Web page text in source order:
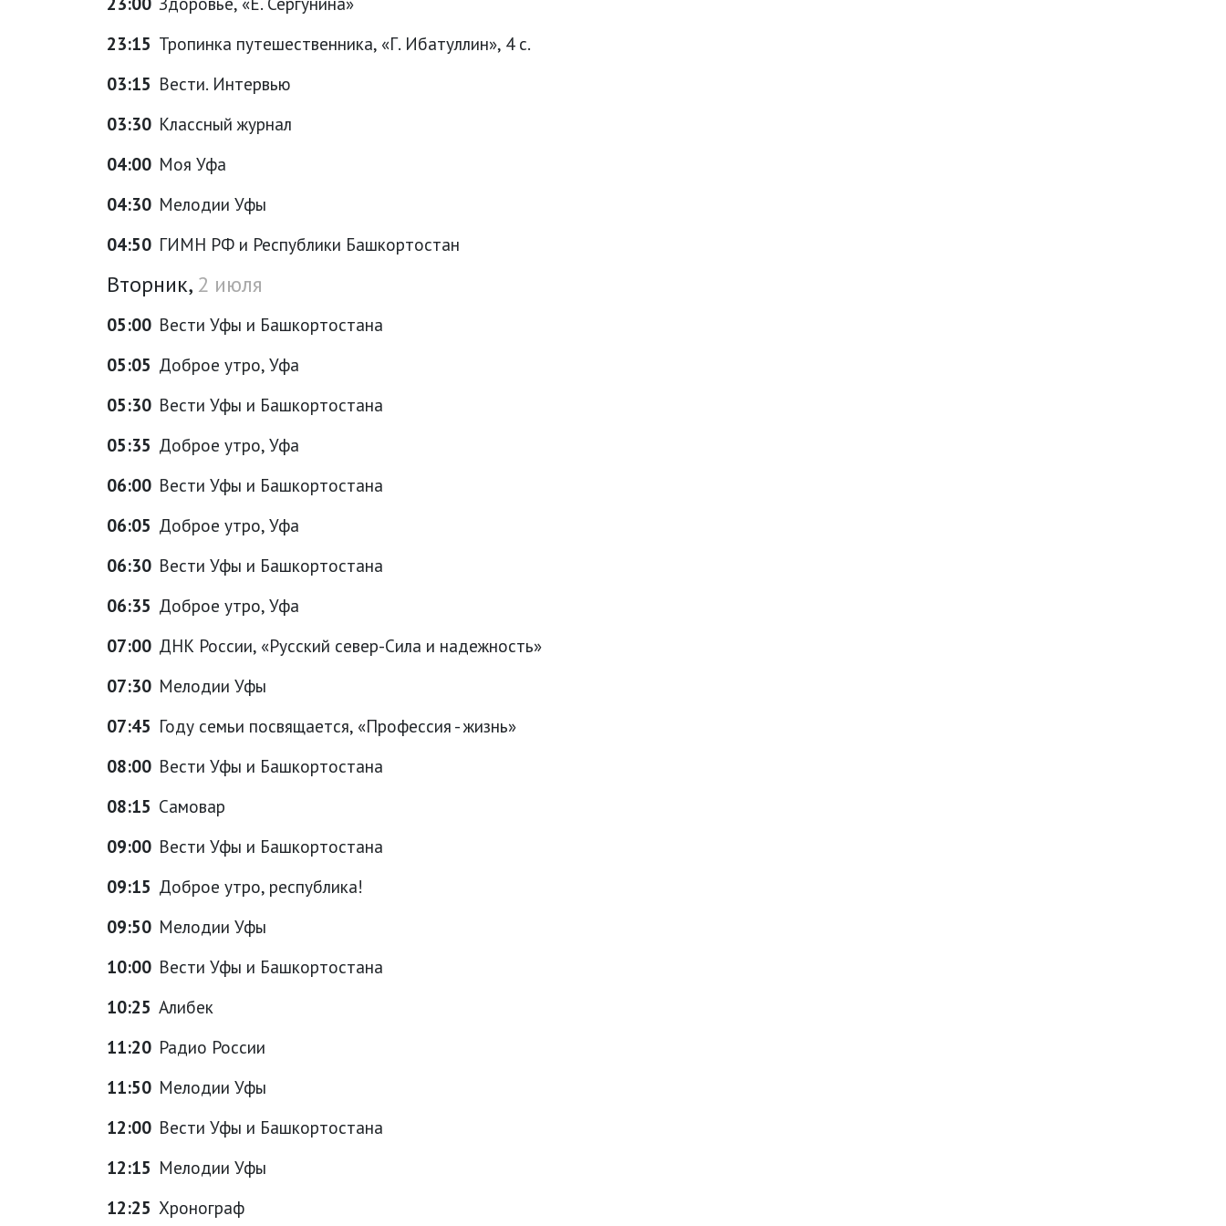
23:15 Тропинка путешественника, «Г. Ибатуллин», 4 с.
03:15 Вести. Интервью
03:30 Классный журнал
04:00 Моя Уфа
04:30 Мелодии Уфы
04:50 ГИМН РФ и Республики Башкортостан
Вторник, 2 июля
05:00 Вести Уфы и Башкортостана
05:05 Доброе утро, Уфа
05:30 Вести Уфы и Башкортостана
05:35 Доброе утро, Уфа
06:00 Вести Уфы и Башкортостана
06:05 Доброе утро, Уфа
06:30 Вести Уфы и Башкортостана
06:35 Доброе утро, Уфа
07:00 ДНК России, «Русский север-Сила и надежность»
07:30 Мелодии Уфы
07:45 Году семьи посвящается, «Профессия - жизнь»
08:00 Вести Уфы и Башкортостана
08:15 Самовар
09:00 Вести Уфы и Башкортостана
09:15 Доброе утро, республика!
09:50 Мелодии Уфы
10:00 Вести Уфы и Башкортостана
10:25 Алибек
11:20 Радио России
11:50 Мелодии Уфы
12:00 Вести Уфы и Башкортостана
12:15 Мелодии Уфы
12:25 Хронограф